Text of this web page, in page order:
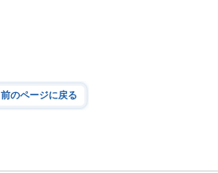
前のページに戻る